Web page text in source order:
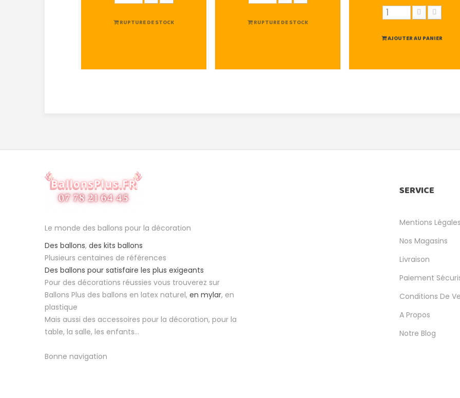
RUPTURE DE STOCK RUPTURE DE STOCK
AJOUTER AU PANIER
Le monde des ballons pour la décoration
Des ballons, des kits ballons
Plusieurs centaines de références
Des ballons pour satisfaire les plus exigeants
Pour des décorations réussies vous trouverez sur
Ballons Plus des ballons en latex naturel, en mylar, en
plastique
Mais aussi des accessoires pour la décoration, pour la
table, la salle, les enfants...
Bonne navigation
SERVICE
Mentions
Nos Magasins
Livraison
Paiement
Conditions De
A Propos
Notre Blog